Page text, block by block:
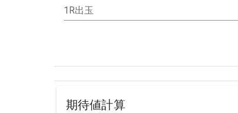
1R出玉
期待値計算